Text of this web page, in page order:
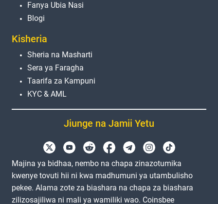
Fanya Ubia Nasi
Blogi
Kisheria
Sheria na Masharti
Sera ya Faragha
Taarifa za Kampuni
KYC & AML
Jiunge na Jamii Yetu
Majina ya bidhaa, nembo na chapa zinazotumika
kwenye tovuti hii ni kwa madhumuni ya utambulisho
pekee. Alama zote za biashara na chapa za biashara
zilizosajiliwa ni mali ya wamiliki wao. Coinsbee